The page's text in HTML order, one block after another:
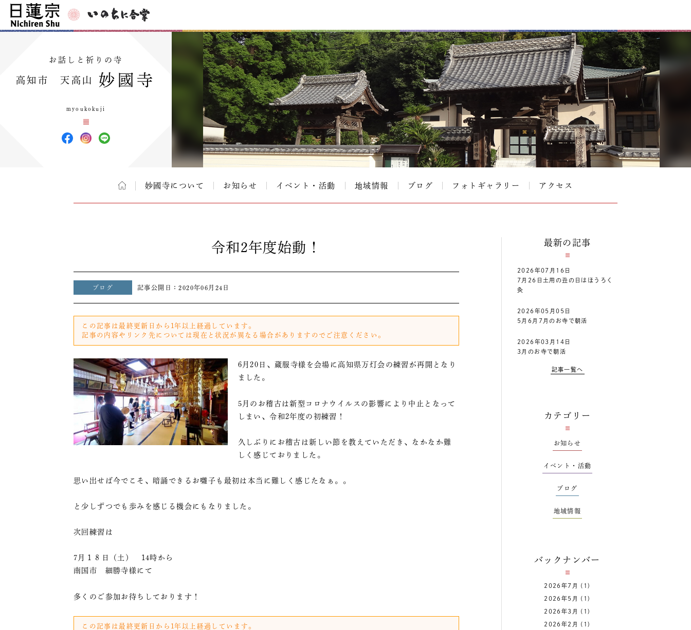
お話しと祈りの寺
高知市 天高山 妙國寺
myoukokuji
妙國寺について お知らせ イベント・活動 地域情報 ブログ フォトギャラリー アクセス
令和2年度始動！
ブログ 記事公開日：2020年06月24日
この記事は最終更新日から1年以上経過しています。
記事の内容やリンク先については現在と状況が異なる場合がありますのでご注意ください。
6月20日、蔵服寺様を会場に高知県万灯会の練習が再開となり
ました。
5月のお稽古は新型コロナウイルスの影響により中止となって
しまい、令和2年度の初練習！
久しぶりにお稽古は新しい節を教えていただき、なかなか難
しく感じておりました。
思い出せば今でこそ、暗誦できるお囃子も最初は本当に難しく感じたなぁ。。
と少しずつでも歩みを感じる機会にもなりました。
次回練習は
7月１８日（土） 14時から
南国市 細勝寺様にて
多くのご参加お待ちしております！
この記事は最終更新日から1年以上経過しています。
最新の記事
2026年07月16日
7月26日土用の丑の日はほうろく
灸
2026年05月05日
5月6月7月のお寺で朝活
2026年03月14日
3月のお寺で朝活
記事一覧へ
カテゴリー
お知らせ
イベント・活動
ブログ
地域情報
バックナンバー
2026年7月 (1)
2026年5月 (1)
2026年3月 (1)
2026年2月 (1)